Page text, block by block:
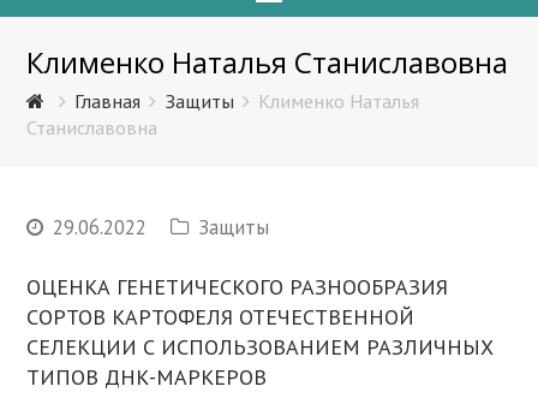
Menu
Клименко Наталья Станиславовна
Главная Защиты
Клименко Наталья
Станиславовна
29.06.2022 Защиты
ОЦЕНКА ГЕНЕТИЧЕСКОГО РАЗНООБРАЗИЯ
СОРТОВ КАРТОФЕЛЯ ОТЕЧЕСТВЕННОЙ
СЕЛЕКЦИИ С ИСПОЛЬЗОВАНИЕМ РАЗЛИЧНЫХ
ТИПОВ ДНК-МАРКЕРОВ